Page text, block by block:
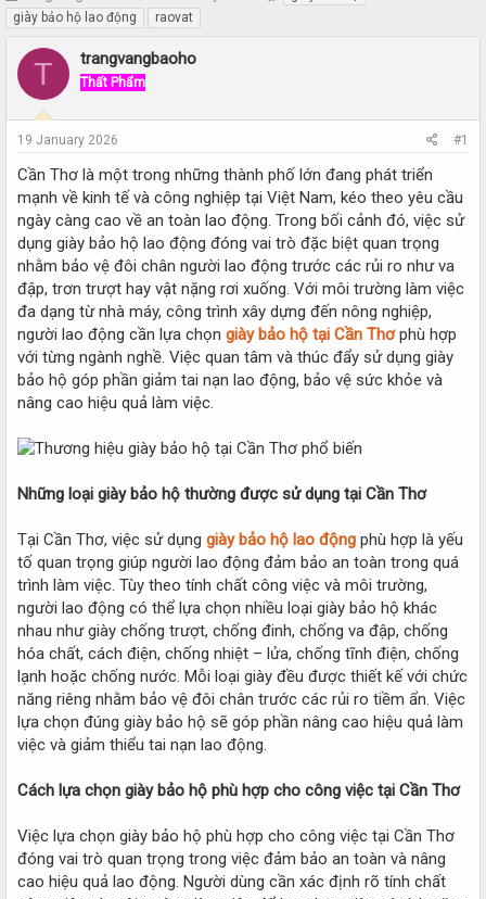
h
r
e
d
a
r
e
r
t
a
r
giày bảo hộ lao động
raovat
T trangvangbaoho
Thất Phẩm
19 January 2026 #1
Cần Thơ là một trong những thành phố lớn đang phát triển
mạnh về kinh tế và công nghiệp tại Việt Nam, kéo theo yêu cầu
ngày càng cao về an toàn lao động. Trong bối cảnh đó, việc sử
dụng giày bảo hộ lao động đóng vai trò đặc biệt quan trọng
nhằm bảo vệ đôi chân người lao động trước các rủi ro như va
đập, trơn trượt hay vật nặng rơi xuống. Với môi trường làm việc
đa dạng từ nhà máy, công trình xây dựng đến nông nghiệp,
người lao động cần lựa chọn giày bảo hộ tại Cần Thơphù hợp
với từng ngành nghề. Việc quan tâm và thúc đẩy sử dụng giày
bảo hộ góp phần giảm tai nạn lao động, bảo vệ sức khỏe và
nâng cao hiệu quả làm việc.
Những loại giày bảo hộ thường được sử dụng tại Cần Thơ
Tại Cần Thơ, việc sử dụng giày bảo hộ lao động phù hợp là yếu
tố quan trọng giúp người lao động đảm bảo an toàn trong quá
trình làm việc. Tùy theo tính chất công việc và môi trường,
người lao động có thể lựa chọn nhiều loại giày bảo hộ khác
nhau như giày chống trượt, chống đinh, chống va đập, chống
hóa chất, cách điện, chống nhiệt – lửa, chống tĩnh điện, chống
lạnh hoặc chống nước. Mỗi loại giày đều được thiết kế với chức
năng riêng nhằm bảo vệ đôi chân trước các rủi ro tiềm ẩn. Việc
lựa chọn đúng giày bảo hộ sẽ góp phần nâng cao hiệu quả làm
việc và giảm thiểu tai nạn lao động.
Cách lựa chọn giày bảo hộ phù hợp cho công việc tại Cần Thơ
Việc lựa chọn giày bảo hộ phù hợp cho công việc tại Cần Thơ
đóng vai trò quan trọng trong việc đảm bảo an toàn và nâng
cao hiệu quả lao động. Người dùng cần xác định rõ tính chất